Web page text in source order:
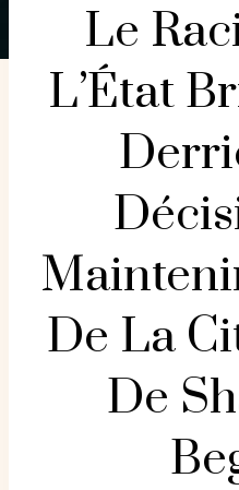
Le
L’État
De La
De